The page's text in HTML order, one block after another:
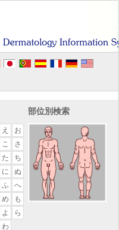
え
お
こ
さ
た
ち
に
ぬ
ふ
へ
め
も
よ
ら
わ
部位別検索